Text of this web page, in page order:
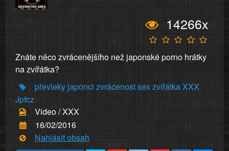
14266x
Znáte něco zvrácenějšího než japonské porno hrátky
na zvířátka?
převleky japonci zvrácenostsexzvířátkaXXX
Jpfcz
Video / XXX
16/02/2016
Nahlásit obsah